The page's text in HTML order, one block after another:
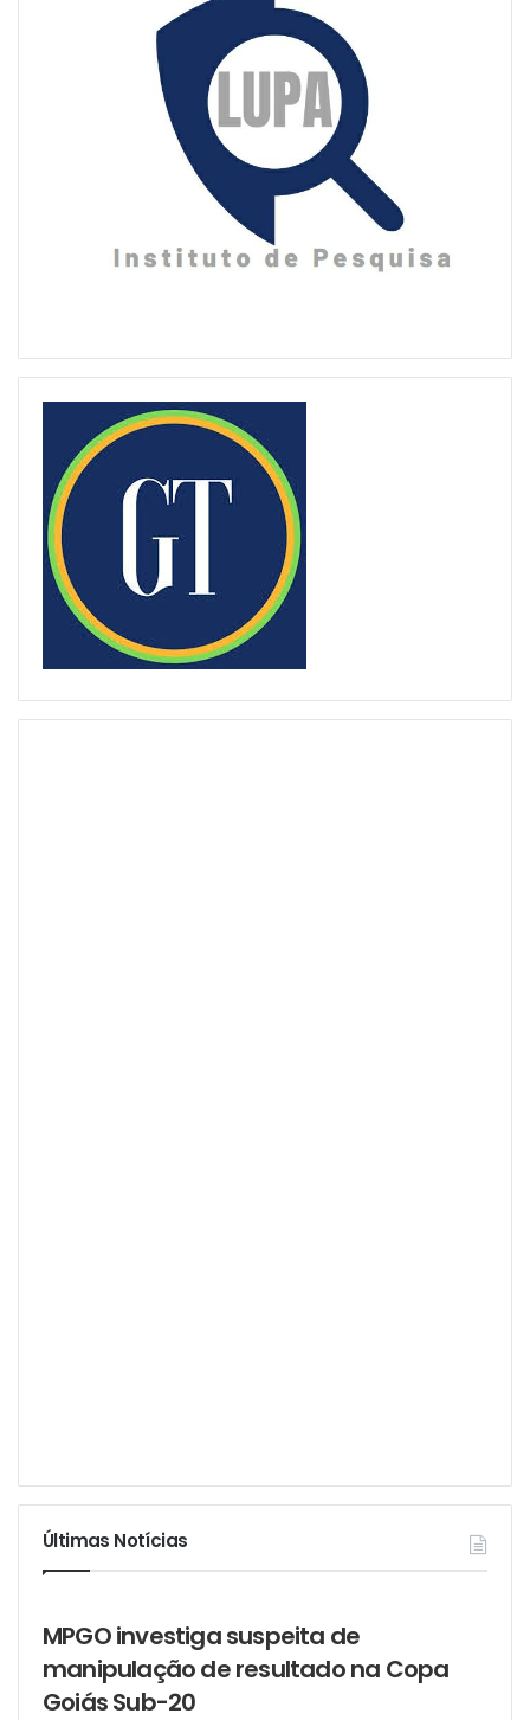
Últimas Notícias
MPGO investiga suspeita de
manipulação de resultado na Copa
Goiás Sub-20